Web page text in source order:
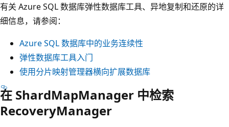
有关 Azure SQL 数据库弹性数据库工具、异地复制和还原的详
细信息，请参阅：
Azure SQL 数据库中的业务连续性
弹性数据库工具入门
使用分片映射管理器横向扩展数据库
在 ShardMapManager 中检索
RecoveryManager